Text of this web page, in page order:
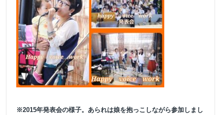
※2015年発表会の様子。あられは娘を抱っこしながら参加しまし